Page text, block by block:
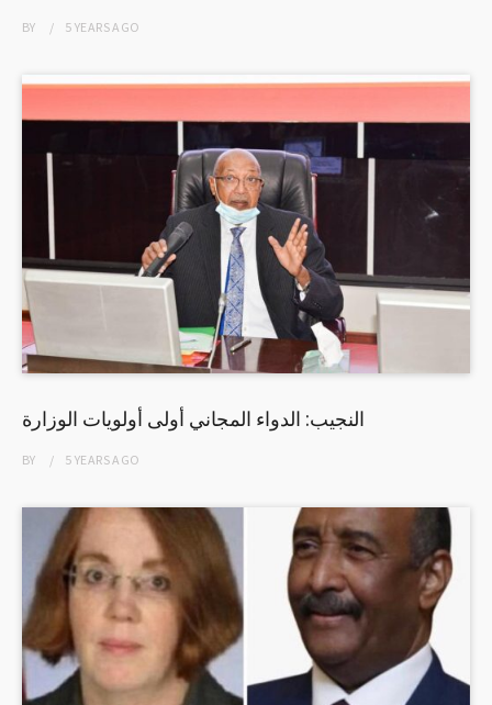
BY 5 YEARSAGO
النجيب: الدواء المجاني أولى أولويات الوزارة
BY 5 YEARSAGO